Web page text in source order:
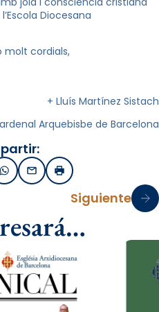
Diocesana
molt cordials,
+ Lluís Martínez Sistach
Arquebisbe de Barcelona
WhatsApp
EmailImprimir
Siguiente